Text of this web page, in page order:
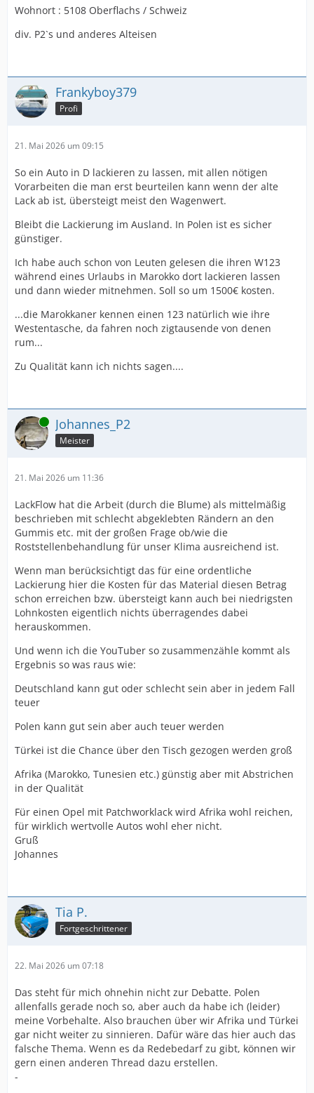
Wohnort : 5108 Oberflachs / Schweiz
div. P2`s und anderes Alteisen
Frankyboy379
Profi
21. Mai 2026 um 09:15
So ein Auto in D lackieren zu lassen, mit allen nötigen
Vorarbeiten die man erst beurteilen kann wenn der alte
Lack ab ist, übersteigt meist den Wagenwert.
Bleibt die Lackierung im Ausland. In Polen ist es sicher
günstiger.
Ich habe auch schon von Leuten gelesen die ihren W123
während eines Urlaubs in Marokko dort lackieren lassen
und dann wieder mitnehmen. Soll so um 1500€ kosten.
...die Marokkaner kennen einen 123 natürlich wie ihre
Westentasche, da fahren noch zigtausende von denen
rum...
Zu Qualität kann ich nichts sagen....
Online Johannes_P2
Meister
21. Mai 2026 um 11:36
LackFlow hat die Arbeit (durch die Blume) als mittelmäßig
beschrieben mit schlecht abgeklebten Rändern an den
Gummis etc. mit der großen Frage ob/wie die
Roststellenbehandlung für unser Klima ausreichend ist.
Wenn man berücksichtigt das für eine ordentliche
Lackierung hier die Kosten für das Material diesen Betrag
schon erreichen bzw. übersteigt kann auch bei niedrigsten
Lohnkosten eigentlich nichts überragendes dabei
herauskommen.
Und wenn ich die YouTuber so zusammenzähle kommt als
Ergebnis so was raus wie:
Deutschland kann gut oder schlecht sein aber in jedem Fall
teuer
Polen kann gut sein aber auch teuer werden
Türkei ist die Chance über den Tisch gezogen werden groß
Afrika (Marokko, Tunesien etc.) günstig aber mit Abstrichen
in der Qualität
Für einen Opel mit Patchworklack wird Afrika wohl reichen,
für wirklich wertvolle Autos wohl eher nicht.
Gruß
Johannes
Tia P.
Fortgeschrittener
22. Mai 2026 um 07:18
Das steht für mich ohnehin nicht zur Debatte. Polen
allenfalls gerade noch so, aber auch da habe ich (leider)
meine Vorbehalte. Also brauchen über wir Afrika und Türkei
gar nicht weiter zu sinnieren. Dafür wäre das hier auch das
falsche Thema. Wenn es da Redebedarf zu gibt, können wir
gern einen anderen Thread dazu erstellen.
-